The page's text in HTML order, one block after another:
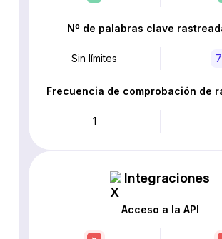
Nº de palabras clave
Sin límites
Frecuencia de comprobación de
1
Integraciones
Acceso a la API